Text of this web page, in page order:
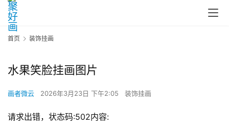
首页 装饰挂画
水果笑脸挂画图片
画者微云 2026年3月23日 下午2:05 装饰挂画
请求出错，状态码:502内容: